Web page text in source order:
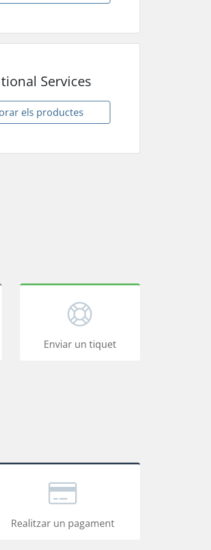
Services
els productes
Enviar un tiquet
Realitzar un pagament